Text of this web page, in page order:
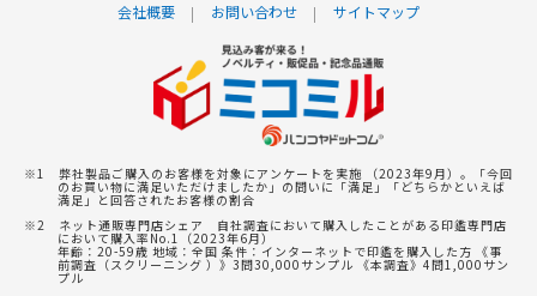
会社概要
お問い合わせ サイトマップ
※1 弊社製品ご購入のお客様を対象にアンケートを実施 （2023年9月）。「今回
のお買い物に満足いただけましたか」の問いに「満足」「どちらかといえば
満足」と回答されたお客様の割合
※2 ネット通販専門店シェア 自社調査において購入したことがある印鑑専門店
において購入率No.1（2023年6月）
年齢：20-59歳 地域：全国 条件：インターネットで印鑑を購入した方 《事
前調査（スクリーニング ）》3問30,000サンプル 《本調査》4問1,000サン
プル